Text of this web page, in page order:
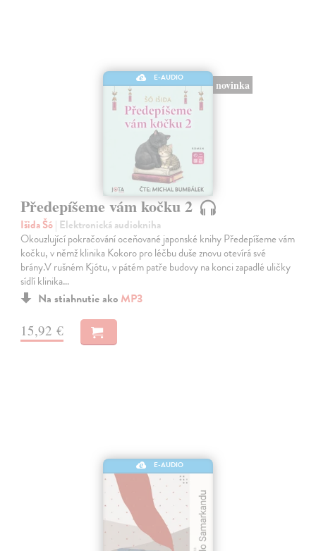
E-AUDIO
novinka
Předepíšeme vám kočku 2
Išida Šó| Elektronická audiokniha
Okouzlující pokračování oceňované japonské knihy Předepíšeme vám
kočku, v němž klinika Kokoro pro léčbu duše znovu otevírá své
brány.V rušném Kjótu, v pátém patře budovy na konci zapadlé uličky
sídlí klinika…
Na stiahnutie ako MP3
15,92 €
E-AUDIO